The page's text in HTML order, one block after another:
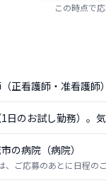
この時点で
正看護師・准看護師）
日のお試し勤務）。
の病院（病院）
、ご応募のあとに日程の